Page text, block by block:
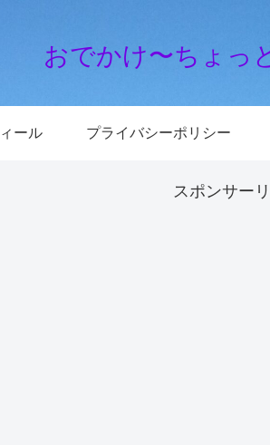
おでかけ〜ちょっ
ール プライバシーポリシー
スポンサー